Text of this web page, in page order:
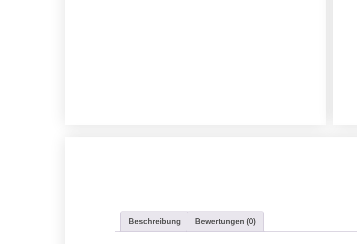
Beschreibung Bewertungen (0)